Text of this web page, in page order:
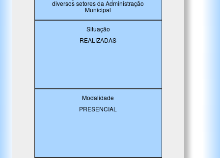
diversos setores da Administração
Municipal
Situação
REALIZADAS
Modalidade
PRESENCIAL